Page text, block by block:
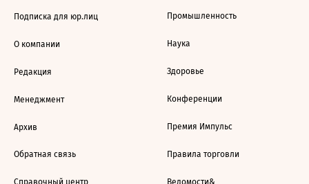
Подписка для юр.лиц
О компании
Редакция
Менеджмент
Архив
Обратная связь
Справочный центр
Промышленность
Наука
Здоровье
Конференции
Премия Импульс
Правила торговли
Ведомости&